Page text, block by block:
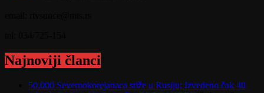
Najnoviji članci
50.000 Severnokorejanaca stiže u Rusiju; Izvedeno čak 40